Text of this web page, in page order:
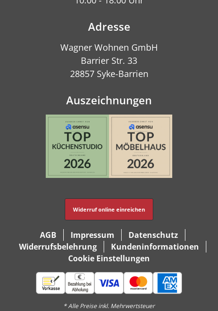
Adresse
Wagner Wohnen GmbH
Barrier Str. 33
28857 Syke-Barrien
Auszeichnungen
Widerruf online einreichen
AGB Impressum
Datenschutz
Widerrufsbelehrung
Kundeninformationen
Cookie Einstellungen
* Alle Preise inkl. Mehrwertsteuer